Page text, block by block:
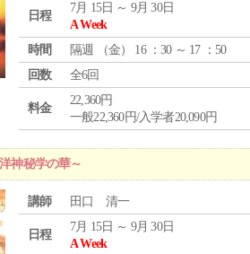
日程
7月 15日 ～ 9月 30日
A Week
時間
隔週 （金） 16 ：30 ～ 17 ：50
回数
全6回
料金
22,360円
一般22,360円/入学者20,090円
神秘学の華～
講師 田口 清一
日程
7月 15日 ～ 9月 30日
A Week